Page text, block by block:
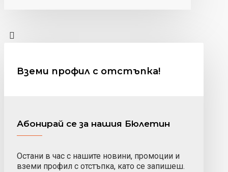
Вземи профил с отстъпка!
Абонирай се за нашия Бюлетин
Остани в час с нашите новини, промоции и
вземи профил с отстъпка, като се запишеш.